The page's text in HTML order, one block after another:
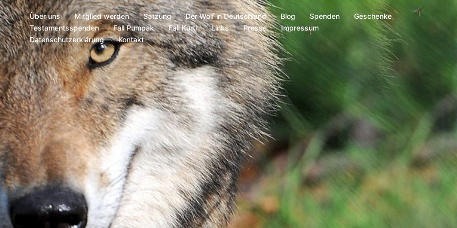
Über uns Mitglied werden Satzung Der Wolf in Deutschland Blog Spenden
Geschenke
Testamentsspenden
Fall Pumpak Fall Kurti Links Presse
Impressum
Datenschutzerklärung
Kontakt